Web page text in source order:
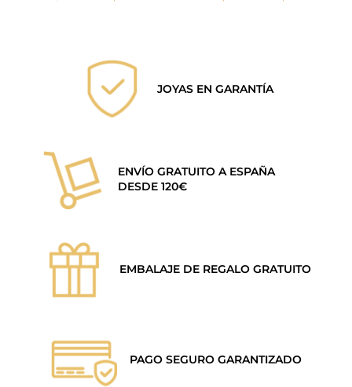
59,00€.
JOYAS EN GARANTÍA
ENVÍO GRATUITO A ESPAÑA
DESDE 120€
EMBALAJE DE REGALO GRATUITO
PAGO SEGURO GARANTIZADO